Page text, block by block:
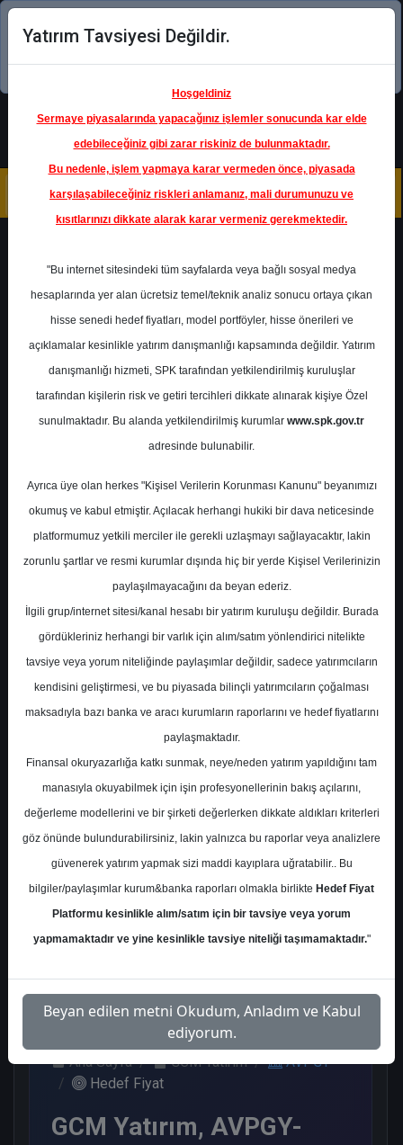
Şimdi uygulamayı indirin!
AVPGY- AVRUPAKENT GMYO
Hedef Fiyat 71.00 ₺
Getiri
%38.27
0 0
En Yüksek Tahmin
Ortalama Fiyat Tahmini 91,25 ₺
Ortalama Getiri Potansiyeli %77.70
Kurum Sayısı
2
1 1
Ana Sayfa GCM Yatırım
AVPGY
Hedef Fiyat
GCM Yatırım, AVPGY-
Yatırım Tavsiyesi Değildir.
Hoşgeldiniz
Sermaye piyasalarında yapacağınız işlemler sonucunda kar elde
edebileceğiniz gibi zarar riskiniz de bulunmaktadır.
Bu nedenle, işlem yapmaya karar vermeden önce, piyasada
karşılaşabileceğiniz riskleri anlamanız, mali durumunuzu ve
kısıtlarınızı dikkate alarak karar vermeniz gerekmektedir.
"Bu internet sitesindeki tüm sayfalarda veya bağlı sosyal medya
hesaplarında yer alan ücretsiz temel/teknik analiz sonucu ortaya çıkan
hisse senedi hedef fiyatları, model portföyler, hisse önerileri ve
açıklamalar kesinlikle yatırım danışmanlığı kapsamında değildir. Yatırım
danışmanlığı hizmeti, SPK tarafından yetkilendirilmiş kuruluşlar
tarafından kişilerin risk ve getiri tercihleri dikkate alınarak kişiye Özel
sunulmaktadır. Bu alanda yetkilendirilmiş kurumlar www.spk.gov.tr
adresinde bulunabilir.
Ayrıca üye olan herkes "Kişisel Verilerin Korunması Kanunu" beyanımızı
okumuş ve kabul etmiştir. Açılacak herhangi hukiki bir dava neticesinde
platformumuz yetkili merciler ile gerekli uzlaşmayı sağlayacaktır, lakin
zorunlu şartlar ve resmi kurumlar dışında hiç bir yerde Kişisel Verilerinizin
paylaşılmayacağını da beyan ederiz.
İlgili grup/internet sitesi/kanal hesabı bir yatırım kuruluşu değildir. Burada
gördükleriniz herhangi bir varlık için alım/satım yönlendirici nitelikte
tavsiye veya yorum niteliğinde paylaşımlar değildir, sadece yatırımcıların
kendisini geliştirmesi, ve bu piyasada bilinçli yatırımcıların çoğalması
maksadıyla bazı banka ve aracı kurumların raporlarını ve hedef fiyatlarını
paylaşmaktadır.
Finansal okuryazarlığa katkı sunmak, neye/neden yatırım yapıldığını tam
manasıyla okuyabilmek için işin profesyonellerinin bakış açılarını,
değerleme modellerini ve bir şirketi değerlerken dikkate aldıkları kriterleri
göz önünde bulundurabilirsiniz, lakin yalnızca bu raporlar veya analizlere
güvenerek yatırım yapmak sizi maddi kayıplara uğratabilir.. Bu
bilgiler/paylaşımlar kurum&banka raporları olmakla birlikte Hedef Fiyat
Platformu kesinlikle alım/satım için bir tavsiye veya yorum
yapmamaktadır ve yine kesinlikle tavsiye niteliği taşımamaktadır."
Beyan edilen metni Okudum, Anladım ve Kabul
ediyorum.